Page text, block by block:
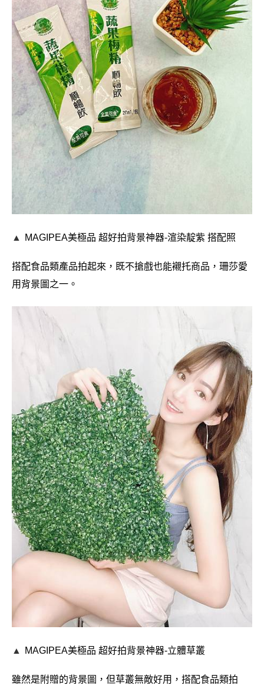
▲ MAGIPEA美極品 超好拍背景神器-渲染靛紫 搭配照
搭配食品類產品拍起來，既不搶戲也能襯托商品，珊莎愛
用背景圖之一。
▲ MAGIPEA美極品 超好拍背景神器-立體草叢
雖然是附贈的背景圖，但草叢無敵好用，搭配食品類拍